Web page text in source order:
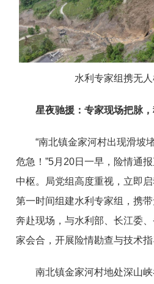
水利专家组携无
星夜驰援：专家现场把脉
“南北镇金家河村出现滑坡
危急！”5月20日一早，险情通
中枢。局党组高度重视，立即
第一时间组建水利专家组，携
奔赴现场，与水利部、长江委
家会合，开展险情勘查与技术指
南北镇金家河村地处深山